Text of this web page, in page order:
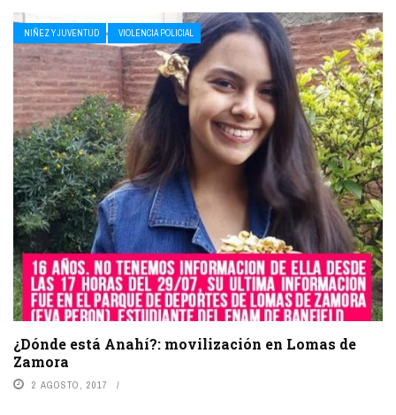
NIÑEZ Y JUVENTUD VIOLENCIA POLICIAL
¿Dónde está Anahí?: movilización en Lomas de
Zamora
2 AGOSTO, 2017